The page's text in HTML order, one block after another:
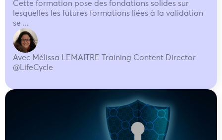
Cette formation pose des fondations solides sur
lesquelles les futures formations liées à la validation
se ...
Avec Mélissa LEMAITRE Training Content Director
@LifeCycle